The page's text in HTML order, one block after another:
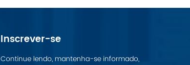
Inscrever-se
Continue lendo, mantenha-se informado,